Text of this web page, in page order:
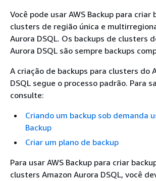
Você pode usar AWS Backup para criar
clusters de região única e
Aurora DSQL. Os backups de clusters
Aurora DSQL são sempre backups
A criação de backups para clusters do
DSQL segue o processo padrão. Para
consulte:
Criando um backup sob demanda
Backup
Criar um plano de backup
Para usar AWS Backup para criar
clusters Amazon Aurora DSQL, você